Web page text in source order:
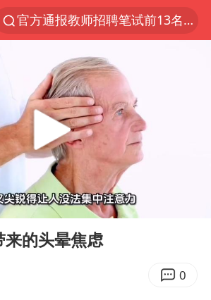
官方通报教师招聘笔试前13名被淘汰
97岁英国奶奶飞上天再破吉尼斯纪录
改名后的“青海拉面”店
火把节震撼瞬间
四川宜宾市高县发生4.9级地震
公司“上四休三”但要降薪1000元
的头晕焦虑
0